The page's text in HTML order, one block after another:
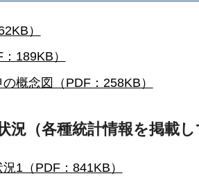
）
189KB）
概念図（PDF：258KB）
況（各種統計情報を掲載し
1（PDF：841KB）